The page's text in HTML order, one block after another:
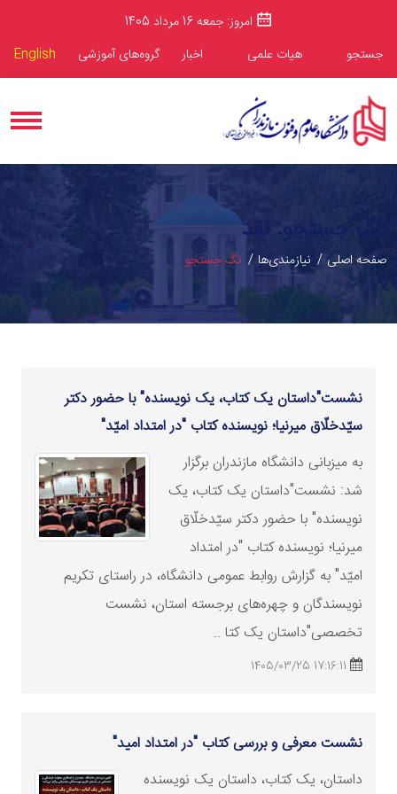
امروز: جمعه 16 مرداد 1405
جستجو
هیات علمی اخبار گروه‌های آموزشی English
تگ جستجو: نقد
صفحه اصلی نیازمندی‌ها تگ جستجو
نشست"داستان یک کتاب، یک نویسنده" با حضور دکتر
سیّدخلّاق میرنیا؛ نویسنده کتاب "در امتداد امیّد"
به میزبانی دانشگاه مازندران برگزار
شد: نشست"داستان یک کتاب، یک
نویسنده" با حضور دکتر سیّدخلّاق
میرنیا؛ نویسنده کتاب "در امتداد
امیّد" به گزارش روابط عمومی دانشگاه، در راستای تکریم
نویسندگان و چهره‌های برجسته استان، نشست
تخصصی"داستان یک کتا ..
17:16:11 1405/03/25
نشست معرفی و بررسی کتاب "در امتداد امید"
داستان، یک کتاب، داستان یک نویسنده